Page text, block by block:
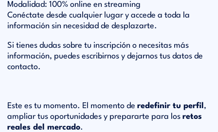
Modalidad: 100% online en streaming
Conéctate desde cualquier lugar y accede a toda la
información sin necesidad de desplazarte.
Si tienes dudas sobre tu inscripción o necesitas más
información, puedes escribirnos y dejarnos tus datos de
contacto.
Este es tu momento. El momento de redefinir tu perfil ,
ampliar tus oportunidades y prepararte para los retos
reales del mercado.